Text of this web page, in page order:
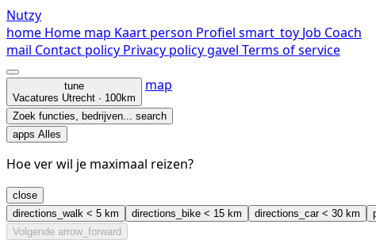
Nutzy
home Home map Kaart person Profiel smart_toy Job Coach
mail Contact policy Privacy policygavel Terms of service
tune
Vacatures Utrecht · 100km
map
Zoek functies, bedrijven... search
apps Alles
Hoe ver wil je maximaal reizen?
close
directions_walk < 5 km directions_bike < 15 km directions_car< 30 km
Volgende arrow_forward